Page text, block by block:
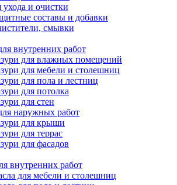
ухода и очистки
составы и добавки
смывки
внутренних работ
для влажных помещений
для мебели и столешниц
для пола и лестниц
для потолка
для стен
наружных работ
для крыши
для террас
для фасадов
внутренних работ
для мебели и столешниц